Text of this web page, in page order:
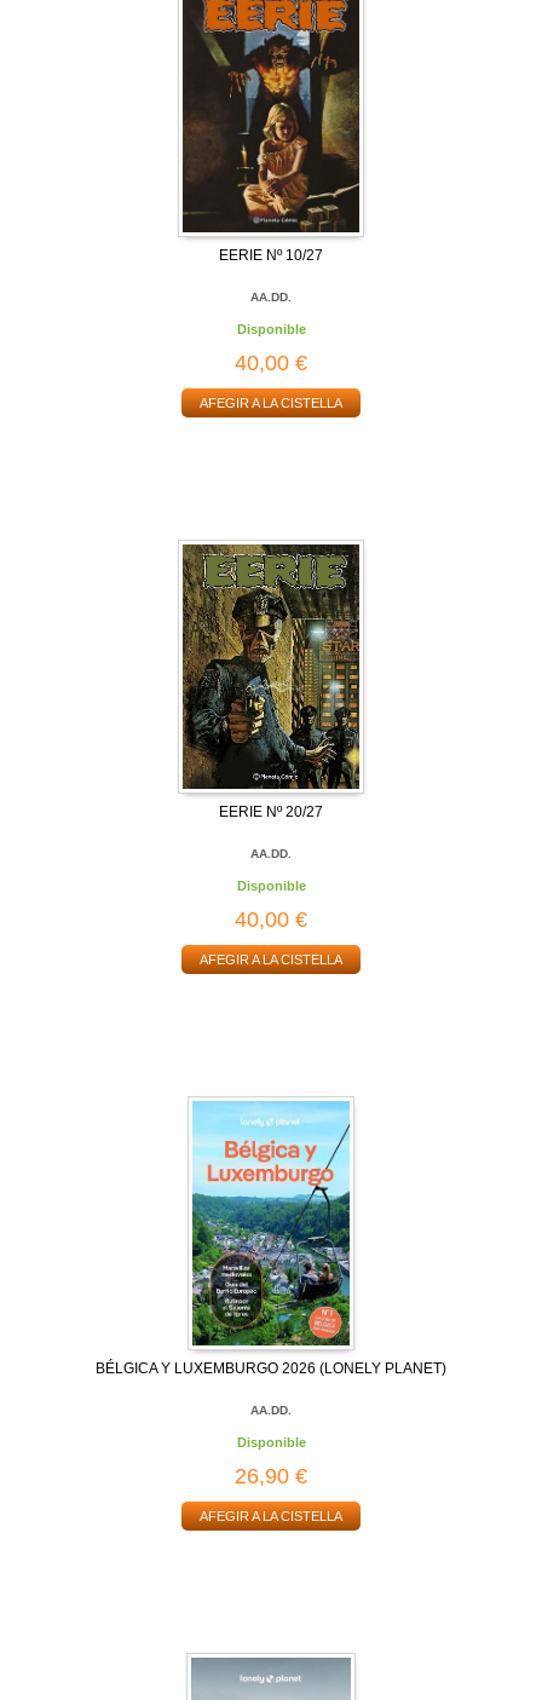
EERIE Nº 10/27
AA.DD.
Disponible
40,00 €
AFEGIR A LA CISTELLA
EERIE Nº 20/27
AA.DD.
Disponible
40,00 €
AFEGIR A LA CISTELLA
BÉLGICA Y LUXEMBURGO 2026 (LONELY PLANET)
AA.DD.
Disponible
26,90 €
AFEGIR A LA CISTELLA